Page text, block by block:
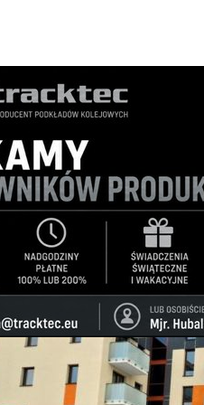
/Z życia miasta
ZBM
03/2025/ 6 Komentarzy
kolejne blok „Od